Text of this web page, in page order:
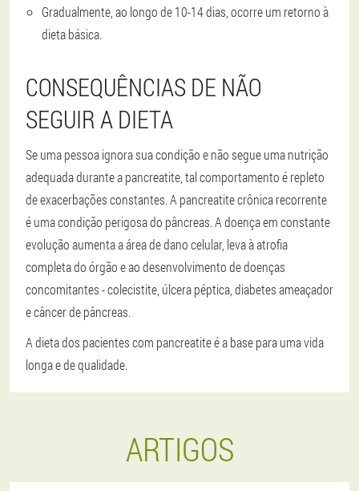
Gradualmente, ao longo de 10-14 dias, ocorre um retorno à
dieta básica.
CONSEQUÊNCIAS DE NÃO
SEGUIR A DIETA
Se uma pessoa ignora sua condição e não segue uma nutrição
adequada durante a pancreatite, tal comportamento é repleto
de exacerbações constantes. A pancreatite crônica recorrente
é uma condição perigosa do pâncreas. A doença em constante
evolução aumenta a área de dano celular, leva à atrofia
completa do órgão e ao desenvolvimento de doenças
concomitantes - colecistite, úlcera péptica, diabetes ameaçador
e câncer de pâncreas.
A dieta dos pacientes com pancreatite é a base para uma vida
longa e de qualidade.
ARTIGOS